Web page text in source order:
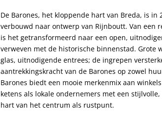
De Barones, het kloppende hart van Breda, is in
verbouwd naar ontwerp van Rijnboutt. Van een
is het getransformeerd naar een open,
verweven met de historische binnenstad. Grote
glas, uitnodigende entrees; de ingrepen
aantrekkingskracht van de Barones op zowel
Barones biedt een mooie merkenmix aan
ketens als lokale ondernemers met een
hart van het centrum als rustpunt.